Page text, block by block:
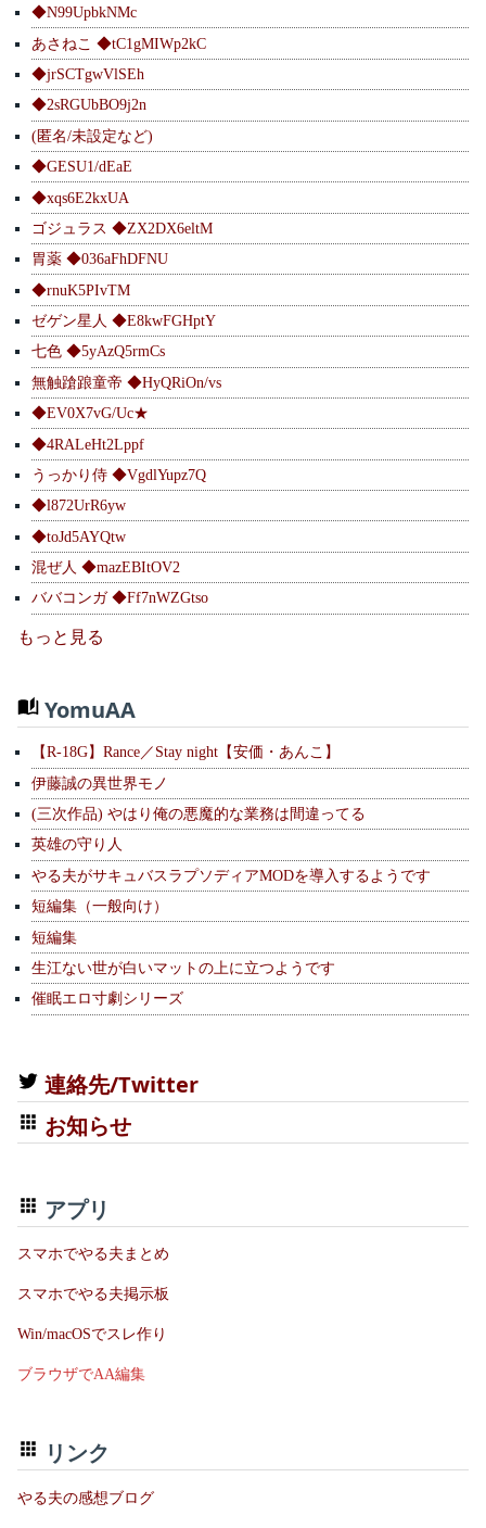
◆N99UpbkNMc
あさねこ ◆tC1gMIWp2kC
◆jrSCTgwVlSEh
◆2sRGUbBO9j2n
(匿名/未設定など)
◆GESU1/dEaE
◆xqs6E2kxUA
ゴジュラス ◆ZX2DX6eltM
胃薬 ◆036aFhDFNU
◆rnuK5PIvTM
ゼゲン星人 ◆E8kwFGHptY
七色 ◆5yAzQ5rmCs
無触蹌踉童帝 ◆HyQRiOn/vs
◆EV0X7vG/Uc★
◆4RALeHt2Lppf
うっかり侍 ◆VgdlYupz7Q
◆l872UrR6yw
◆toJd5AYQtw
混ぜ人 ◆mazEBItOV2
ババコンガ ◆Ff7nWZGtso
もっと見る
YomuAA
【R-18G】Rance／Stay night【安価・あんこ】
伊藤誠の異世界モノ
(三次作品) やはり俺の悪魔的な業務は間違ってる
英雄の守り人
やる夫がサキュバスラプソディアMODを導入するようです
短編集（一般向け）
短編集
生江ない世が白いマットの上に立つようです
催眠エロ寸劇シリーズ
連絡先/Twitter
お知らせ
アプリ
スマホでやる夫まとめ
スマホでやる夫掲示板
Win/macOSでスレ作り
ブラウザでAA編集
リンク
やる夫の感想ブログ